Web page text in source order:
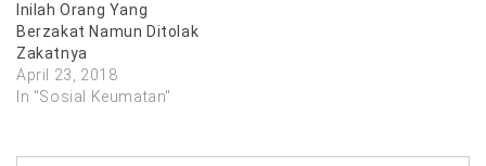
Inilah Orang Yang
Berzakat Namun Ditolak
Zakatnya
April 23, 2018
In "Sosial Keumatan"